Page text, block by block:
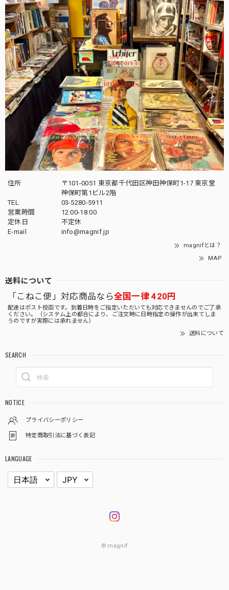
住所
〒101-0051 東京都千代田区神田神保町1-17 東京堂
神保町第1ビル2階
TEL
03-5280-5911
営業時間
12:00-18:00
定休日
不定休
E-mail
info@magnif.jp
magnifとは？
MAP
送料について
「こねこ便」対応商品なら全国一律 420円
配達はポスト投函です。到着日時をご指定いただいても対応できませんのでご了承
ください。（システム上の都合により、ご注文時に日時指定の操作が出来てしま
うのですが実際には承れません）
送料について
SEARCH
NOTICE
プライバシーポリシー
特定商取引法に基づく表記
LANGUAGE
© magnif